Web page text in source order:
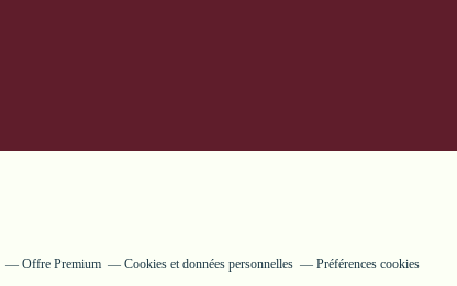
Offre Premium Cookies et données personnelles Préférences cookies